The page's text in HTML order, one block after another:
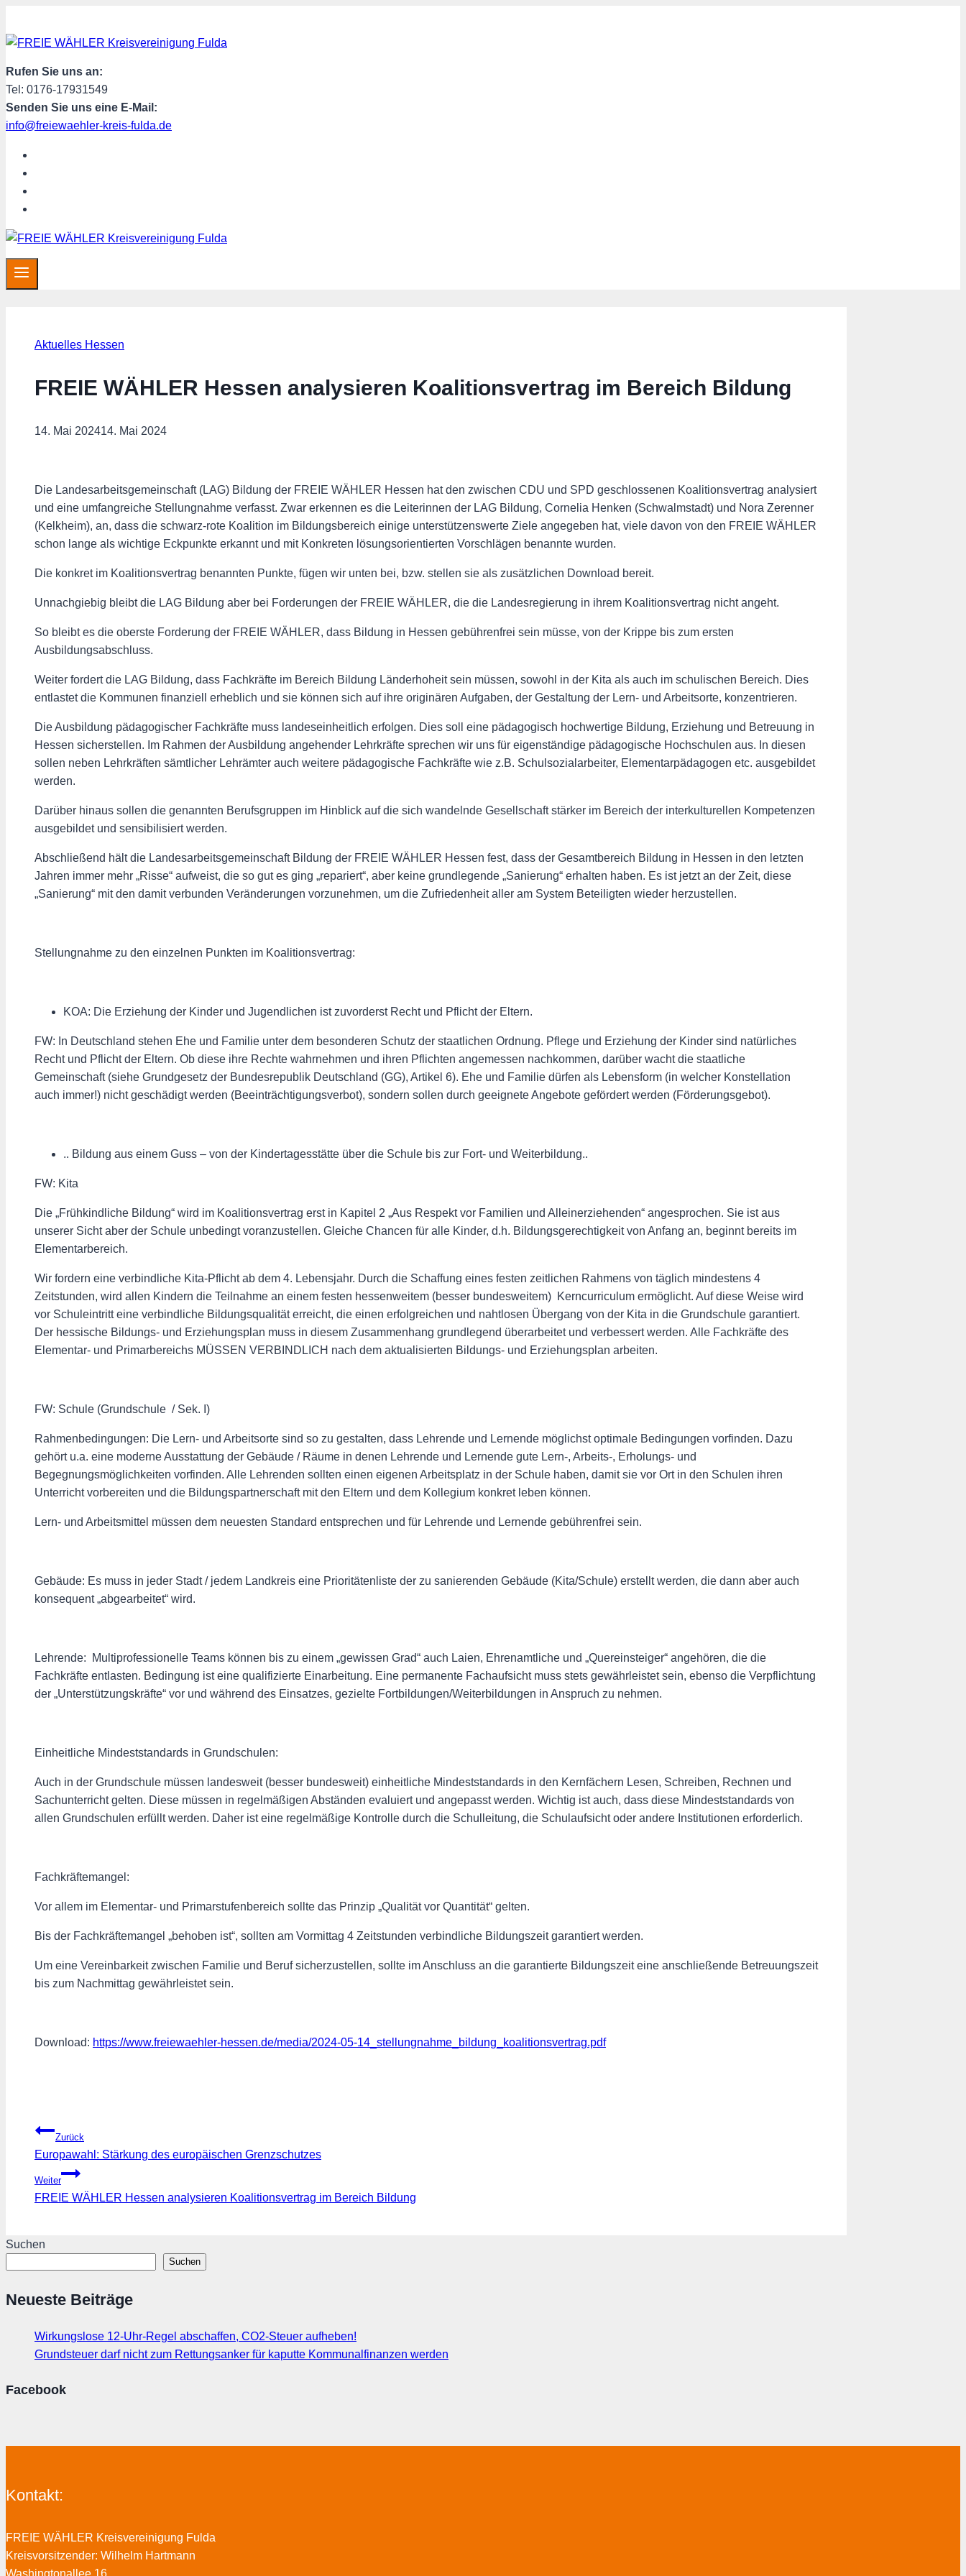
Inhalt
springen
Rufen Sie uns an:
Tel: 0176-17931549
Senden Sie uns eine E-Mail:
info@freiewaehler-kreis-fulda.de
Aktuelles Hessen
FREIE WÄHLER Hessen analysieren Koalitionsvertrag im Bereich Bildung
14. Mai 202414. Mai 2024
Die Landesarbeitsgemeinschaft (LAG) Bildung der FREIE WÄHLER Hessen hat den zwischen CDU und SPD geschlossenen Koalitionsvertrag analysiert
und eine umfangreiche Stellungnahme verfasst. Zwar erkennen es die Leiterinnen der LAG Bildung, Cornelia Henken (Schwalmstadt) und Nora Zerenner
(Kelkheim), an, dass die schwarz-rote Koalition im Bildungsbereich einige unterstützenswerte Ziele angegeben hat, viele davon von den FREIE WÄHLER
schon lange als wichtige Eckpunkte erkannt und mit Konkreten lösungsorientierten Vorschlägen benannte wurden.
Die konkret im Koalitionsvertrag benannten Punkte, fügen wir unten bei, bzw. stellen sie als zusätzlichen Download bereit.
Unnachgiebig bleibt die LAG Bildung aber bei Forderungen der FREIE WÄHLER, die die Landesregierung in ihrem Koalitionsvertrag nicht angeht.
So bleibt es die oberste Forderung der FREIE WÄHLER, dass Bildung in Hessen gebührenfrei sein müsse, von der Krippe bis zum ersten
Ausbildungsabschluss.
Weiter fordert die LAG Bildung, dass Fachkräfte im Bereich Bildung Länderhoheit sein müssen, sowohl in der Kita als auch im schulischen Bereich. Dies
entlastet die Kommunen finanziell erheblich und sie können sich auf ihre originären Aufgaben, der Gestaltung der Lern- und Arbeitsorte, konzentrieren.
Die Ausbildung pädagogischer Fachkräfte muss landeseinheitlich erfolgen. Dies soll eine pädagogisch hochwertige Bildung, Erziehung und Betreuung in
Hessen sicherstellen. Im Rahmen der Ausbildung angehender Lehrkräfte sprechen wir uns für eigenständige pädagogische Hochschulen aus. In diesen
sollen neben Lehrkräften sämtlicher Lehrämter auch weitere pädagogische Fachkräfte wie z.B. Schulsozialarbeiter, Elementarpädagogen etc. ausgebildet
werden.
Darüber hinaus sollen die genannten Berufsgruppen im Hinblick auf die sich wandelnde Gesellschaft stärker im Bereich der interkulturellen Kompetenzen
ausgebildet und sensibilisiert werden.
Abschließend hält die Landesarbeitsgemeinschaft Bildung der FREIE WÄHLER Hessen fest, dass der Gesamtbereich Bildung in Hessen in den letzten
Jahren immer mehr „Risse“ aufweist, die so gut es ging „repariert“, aber keine grundlegende „Sanierung“ erhalten haben. Es ist jetzt an der Zeit, diese
„Sanierung“ mit den damit verbunden Veränderungen vorzunehmen, um die Zufriedenheit aller am System Beteiligten wieder herzustellen.
Stellungnahme zu den einzelnen Punkten im Koalitionsvertrag:
KOA: Die Erziehung der Kinder und Jugendlichen ist zuvorderst Recht und Pflicht der Eltern.
FW: In Deutschland stehen Ehe und Familie unter dem besonderen Schutz der staatlichen Ordnung. Pflege und Erziehung der Kinder sind natürliches
Recht und Pflicht der Eltern. Ob diese ihre Rechte wahrnehmen und ihren Pflichten angemessen nachkommen, darüber wacht die staatliche
Gemeinschaft (siehe Grundgesetz der Bundesrepublik Deutschland (GG), Artikel 6). Ehe und Familie dürfen als Lebensform (in welcher Konstellation
auch immer!) nicht geschädigt werden (Beeinträchtigungsverbot), sondern sollen durch geeignete Angebote gefördert werden (Förderungsgebot).
.. Bildung aus einem Guss – von der Kindertagesstätte über die Schule bis zur Fort- und Weiterbildung..
FW: Kita
Die „Frühkindliche Bildung“ wird im Koalitionsvertrag erst in Kapitel 2 „Aus Respekt vor Familien und Alleinerziehenden“ angesprochen. Sie ist aus
unserer Sicht aber der Schule unbedingt voranzustellen. Gleiche Chancen für alle Kinder, d.h. Bildungsgerechtigkeit von Anfang an, beginnt bereits im
Elementarbereich.
Wir fordern eine verbindliche Kita-Pflicht ab dem 4. Lebensjahr. Durch die Schaffung eines festen zeitlichen Rahmens von täglich mindestens 4
Zeitstunden, wird allen Kindern die Teilnahme an einem festen hessenweitem (besser bundesweitem) Kerncurriculum ermöglicht. Auf diese Weise wird
vor Schuleintritt eine verbindliche Bildungsqualität erreicht, die einen erfolgreichen und nahtlosen Übergang von der Kita in die Grundschule garantiert.
Der hessische Bildungs- und Erziehungsplan muss in diesem Zusammenhang grundlegend überarbeitet und verbessert werden. Alle Fachkräfte des
Elementar- und Primarbereichs MÜSSEN VERBINDLICH nach dem aktualisierten Bildungs- und Erziehungsplan arbeiten.
FW: Schule (Grundschule / Sek. I)
Rahmenbedingungen: Die Lern- und Arbeitsorte sind so zu gestalten, dass Lehrende und Lernende möglichst optimale Bedingungen vorfinden. Dazu
gehört u.a. eine moderne Ausstattung der Gebäude / Räume in denen Lehrende und Lernende gute Lern-, Arbeits-, Erholungs- und
Begegnungsmöglichkeiten vorfinden. Alle Lehrenden sollten einen eigenen Arbeitsplatz in der Schule haben, damit sie vor Ort in den Schulen ihren
Unterricht vorbereiten und die Bildungspartnerschaft mit den Eltern und dem Kollegium konkret leben können.
Lern- und Arbeitsmittel müssen dem neuesten Standard entsprechen und für Lehrende und Lernende gebührenfrei sein.
Gebäude: Es muss in jeder Stadt / jedem Landkreis eine Prioritätenliste der zu sanierenden Gebäude (Kita/Schule) erstellt werden, die dann aber auch
konsequent „abgearbeitet“ wird.
Lehrende: Multiprofessionelle Teams können bis zu einem „gewissen Grad“ auch Laien, Ehrenamtliche und „Quereinsteiger“ angehören, die die
Fachkräfte entlasten. Bedingung ist eine qualifizierte Einarbeitung. Eine permanente Fachaufsicht muss stets gewährleistet sein, ebenso die Verpflichtung
der „Unterstützungskräfte“ vor und während des Einsatzes, gezielte Fortbildungen/Weiterbildungen in Anspruch zu nehmen.
Einheitliche Mindeststandards in Grundschulen:
Auch in der Grundschule müssen landesweit (besser bundesweit) einheitliche Mindeststandards in den Kernfächern Lesen, Schreiben, Rechnen und
Sachunterricht gelten. Diese müssen in regelmäßigen Abständen evaluiert und angepasst werden. Wichtig ist auch, dass diese Mindeststandards von
allen Grundschulen erfüllt werden. Daher ist eine regelmäßige Kontrolle durch die Schulleitung, die Schulaufsicht oder andere Institutionen erforderlich.
Fachkräftemangel:
Vor allem im Elementar- und Primarstufenbereich sollte das Prinzip „Qualität vor Quantität“ gelten.
Bis der Fachkräftemangel „behoben ist“, sollten am Vormittag 4 Zeitstunden verbindliche Bildungszeit garantiert werden.
Um eine Vereinbarkeit zwischen Familie und Beruf sicherzustellen, sollte im Anschluss an die garantierte Bildungszeit eine anschließende Betreuungszeit
bis zum Nachmittag gewährleistet sein.
Download: https://www.freiewaehler-hessen.de/media/2024-05-14_stellungnahme_bildung_koalitionsvertrag.pdf
Beitragsnavigation
Zurück
Europawahl: Stärkung des europäischen Grenzschutzes
Weiter
FREIE WÄHLER Hessen analysieren Koalitionsvertrag im Bereich Bildung
Suchen
Suchen
Neueste Beiträge
Wirkungslose 12-Uhr-Regel abschaffen, CO2-Steuer aufheben!
Grundsteuer darf nicht zum Rettungsanker für kaputte Kommunalfinanzen werden
Facebook
Kontakt:
FREIE WÄHLER Kreisvereinigung Fulda
Kreisvorsitzender: Wilhelm Hartmann
Washingtonallee 16